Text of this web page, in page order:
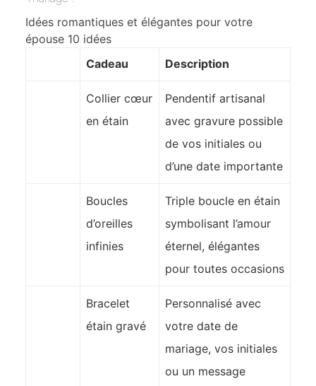
Idées romantiques et élégantes pour votre
épouse 10 idées
Cadeau
Description
Collier cœur
en étain
Pendentif artisanal
avec gravure possible
de vos initiales ou
d’une date importante
Boucles
d’oreilles
infinies
Triple boucle en étain
symbolisant l’amour
éternel, élégantes
pour toutes occasions
Bracelet
étain gravé
Personnalisé avec
votre date de
mariage, vos initiales
ou un message